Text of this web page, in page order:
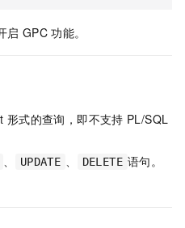
启 GPC 功能。
形式的查询，即不支持 PL/SQL
、 UPDATE 、 DELETE 语句。